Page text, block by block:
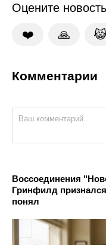
Оцените новость
❤️ 🙏
Комментарии
Воссоединения
Гринфилд
понял